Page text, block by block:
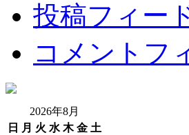
投稿フィー
コメントフ
2026年8月
日
月 火 水 木 金 土